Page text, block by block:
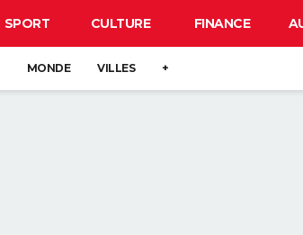
SPORT CULTURE FINANCE
MONDE VILLES +